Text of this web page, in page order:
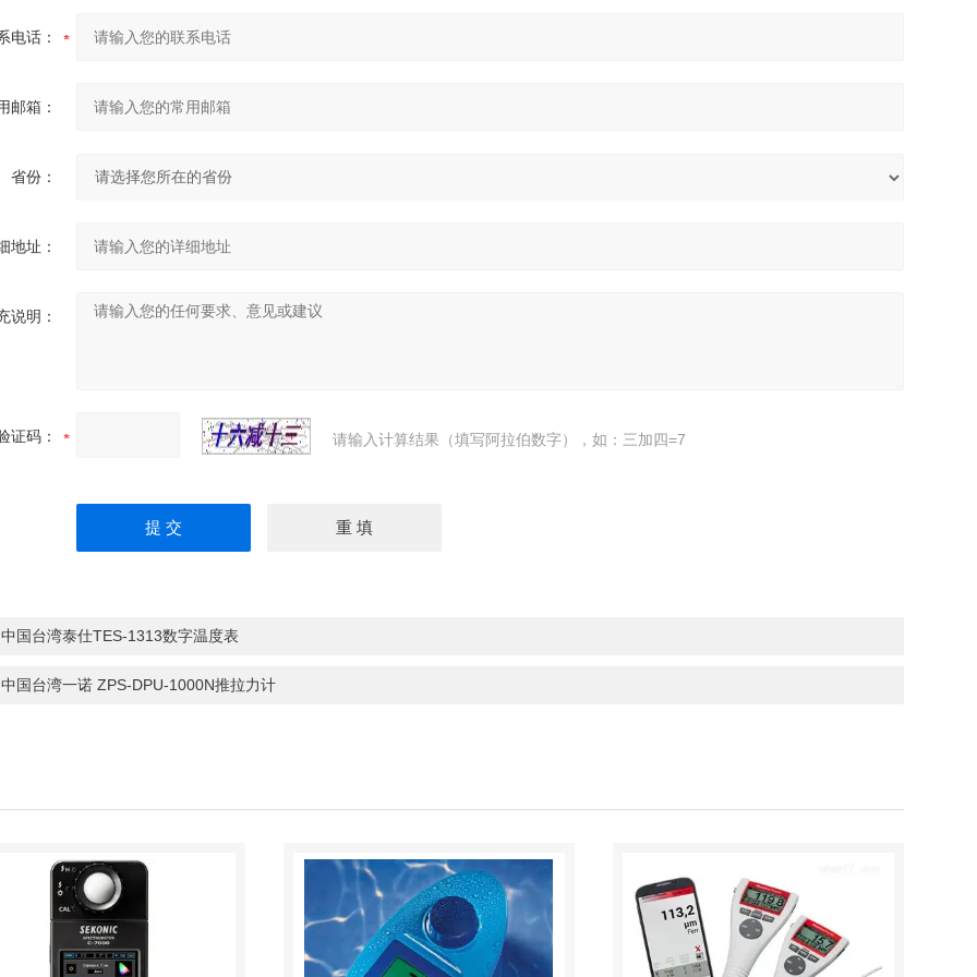
电话：
邮箱：
省份：
地址：
说明：
证码： 请输入计算结果（填写阿拉伯数字），如：三加四=7
中国台湾泰仕TES-1313数字温度表
中国台湾一诺 ZPS-DPU-1000N推拉力计